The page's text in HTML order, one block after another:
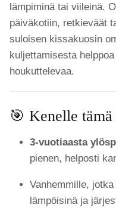
lämpiminä tai viileinä.
päiväkotiin, retkieväät
suloisen kissakuosin
kuljettamisesta
houkuttelevaa.
🎯 Kenelle
3-vuotiaasta
pienen, helposti
Vanhemmille,
lämpöisinä ja